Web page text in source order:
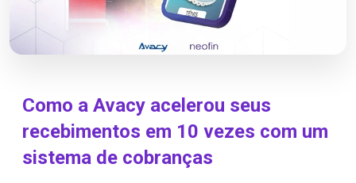
Como a Avacy acelerou seus
recebimentos em 10 vezes com um
sistema de cobranças